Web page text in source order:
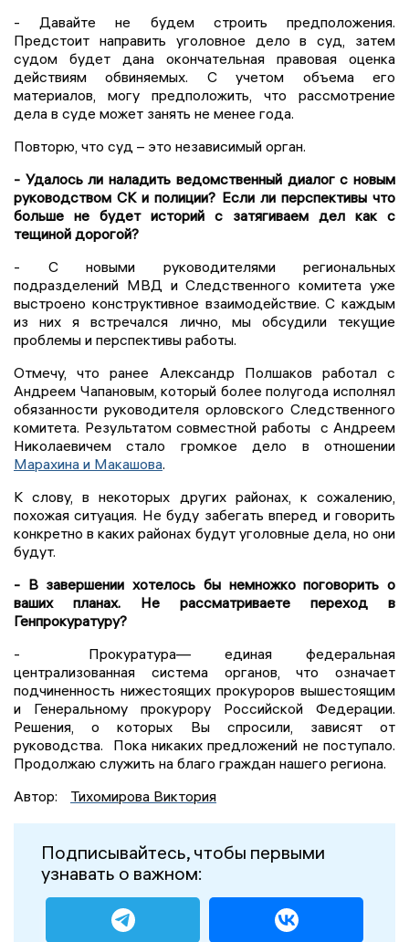
- Давайте не будем строить предположения.
Предстоит направить уголовное дело в суд, затем
судом будет дана окончательная правовая оценка
действиям обвиняемых. С учетом объема его
материалов, могу предположить, что рассмотрение
дела в суде может занять не менее года.
Повторю, что суд – это независимый орган.
- Удалось ли наладить ведомственный диалог с новым
руководством СК и полиции? Если ли перспективы что
больше не будет историй с затягиваем дел как с
тещиной дорогой?
- С новыми руководителями региональных
подразделений МВД и Следственного комитета уже
выстроено конструктивное взаимодействие. С каждым
из них я встречался лично, мы обсудили текущие
проблемы и перспективы работы.
Отмечу, что ранее Александр Полшаков работал с
Андреем Чапановым, который более полугода исполнял
обязанности руководителя орловского Следственного
комитета. Результатом совместной работы с Андреем
Николаевичем стало громкое дело в отношении
Марахина и Макашова.
К слову, в некоторых других районах, к сожалению,
похожая ситуация. Не буду забегать вперед и говорить
конкретно в каких районах будут уголовные дела, но они
будут.
- В завершении хотелось бы немножко поговорить о
ваших планах. Не рассматриваете переход в
Генпрокуратуру?
- Прокуратура— единая федеральная
централизованная система органов, что означает
подчиненность нижестоящих прокуроров вышестоящим
и Генеральному прокурору Российской Федерации.
Решения, о которых Вы спросили, зависят от
руководства. Пока никаких предложений не поступало.
Продолжаю служить на благо граждан нашего региона.
Автор:
Тихомирова Виктория
Подписывайтесь, чтобы первыми
узнавать о важном: